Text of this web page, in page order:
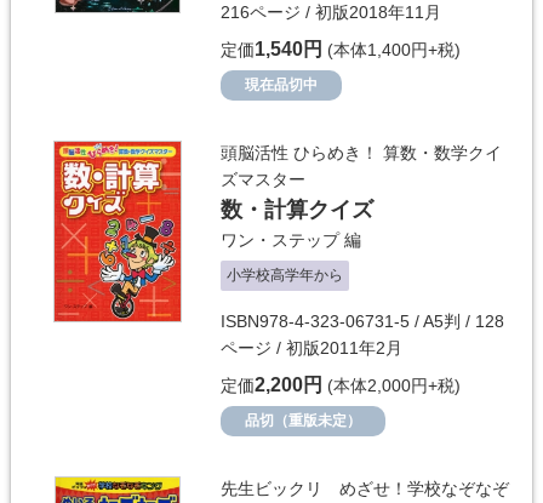
216ページ / 初版2018年11月
定価1,540円 (本体1,400円+税)
現在品切中
頭脳活性 ひらめき！ 算数・数学クイ
ズマスター
数・計算クイズ
ワン・ステップ編
小学校高学年から
ISBN978-4-323-06731-5 / A5判 / 128
ページ / 初版2011年2月
定価2,200円 (本体2,000円+税)
品切（重版未定）
先生ビックリ めざせ！学校なぞなぞ